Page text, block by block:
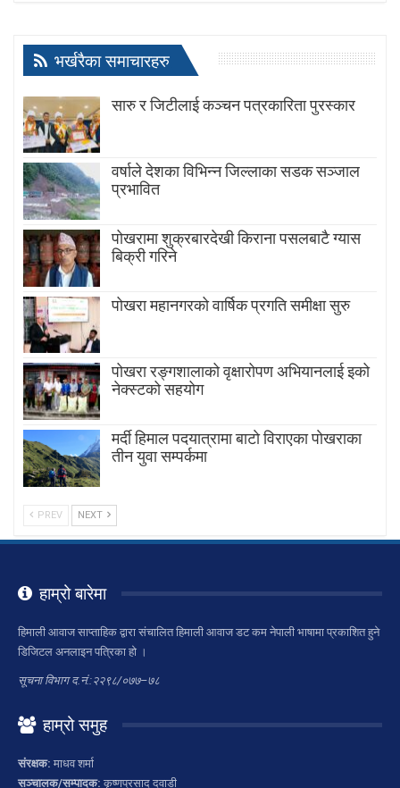
भर्खरैका समाचारहरु
सारु र जिटीलाई कञ्चन पत्रकारिता पुरस्कार
वर्षाले देशका विभिन्न जिल्लाका सडक सञ्जाल
प्रभावित
पोखरामा शुक्रबारदेखी किराना पसलबाटै ग्यास
बिक्री गरिने
पोखरा महानगरको वार्षिक प्रगति समीक्षा सुरु
पोखरा रङ्गशालाको वृक्षारोपण अभियानलाई इको
नेक्स्टको सहयोग
मर्दी हिमाल पदयात्रामा बाटाे विराएका पाेखराका
तीन युवा सम्पर्कमा
PREV NEXT
हाम्रो बारेमा
हिमाली आवाज साप्ताहिक द्वारा संचालित हिमाली आवाज डट कम नेपाली भाषामा प्रकाशित हुने
डिजिटल अनलाइन पत्रिका हो ।
सूचना विभाग द.नं.:२२९८/०७७–७८
हाम्रो समुह
संरक्षक: माधव शर्मा
सञ्चालक/सम्पादक: कृष्णप्रसाद दवाडी